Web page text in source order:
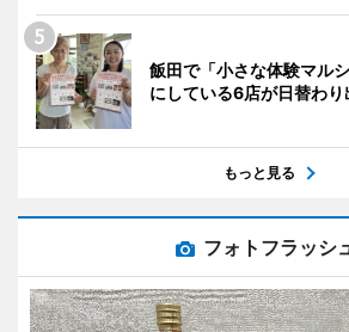
飯田で「小さな体験マル
にしている6店が日替わり
もっと見る
フォトフラッシ